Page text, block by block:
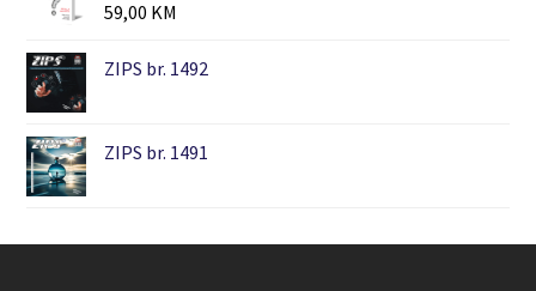
59,00 KM
ZIPS br. 1492
ZIPS br. 1491